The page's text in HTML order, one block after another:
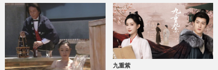
九重紫